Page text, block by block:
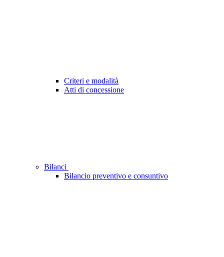
Criteri e modalità
Atti di concessione
Bilanci
Bilancio preventivo e consuntivo